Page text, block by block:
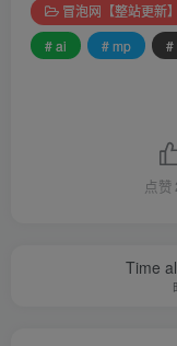
冒泡网【整站更新】
# ai
# mp #
点赞
Time